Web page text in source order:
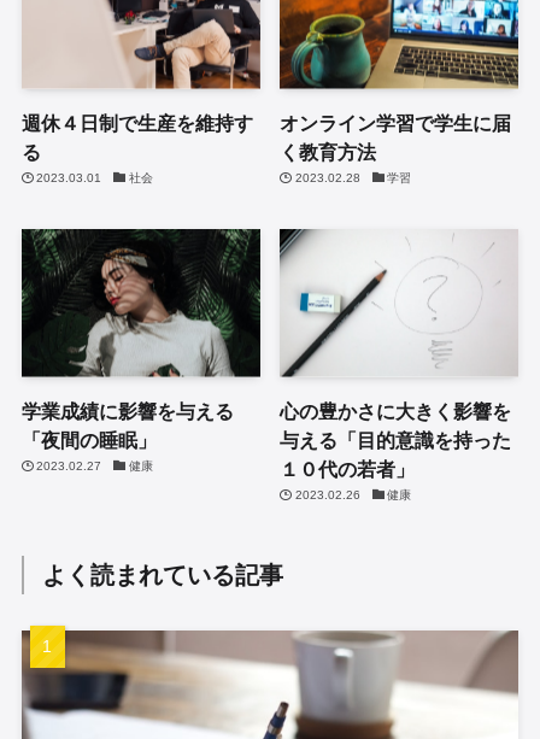
週休４日制で生産を維持す
る
2023.03.01 社会
オンライン学習で学生に届
く教育方法
2023.02.28 学習
学業成績に影響を与える
「夜間の睡眠」
2023.02.27 健康
心の豊かさに大きく影響を
与える「目的意識を持った
１０代の若者」
2023.02.26 健康
よく読まれている記事